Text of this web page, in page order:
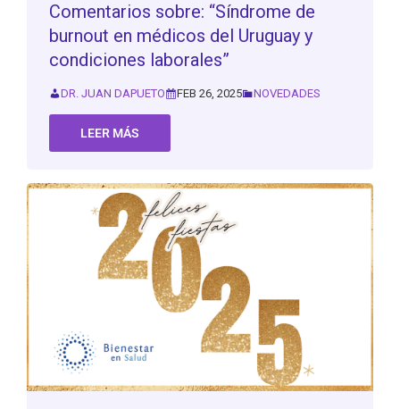
Comentarios sobre: “Síndrome de
burnout en médicos del Uruguay y
condiciones laborales”
DR. JUAN DAPUETO FEB 26, 2025 NOVEDADES
LEER MÁS